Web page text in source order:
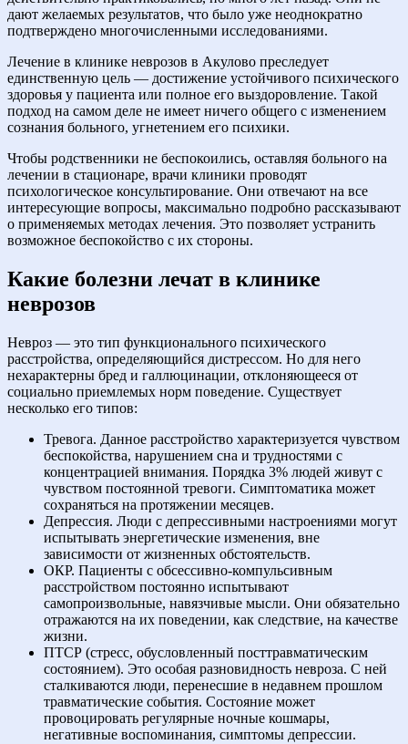
дают желаемых результатов, что было уже неоднократно
подтверждено многочисленными исследованиями.
Лечение в клинике неврозов в Акулово преследует
единственную цель — достижение устойчивого психического
здоровья у пациента или полное его выздоровление. Такой
подход на самом деле не имеет ничего общего с изменением
сознания больного, угнетением его психики.
Чтобы родственники не беспокоились, оставляя больного на
лечении в стационаре, врачи клиники проводят
психологическое консультирование. Они отвечают на все
интересующие вопросы, максимально подробно рассказывают
о применяемых методах лечения. Это позволяет устранить
возможное беспокойство с их стороны.
Какие болезни лечат в клинике
неврозов
Невроз — это тип функционального психического
расстройства, определяющийся дистрессом. Но для него
нехарактерны бред и галлюцинации, отклоняющееся от
социально приемлемых норм поведение. Существует
несколько его типов:
Тревога. Данное расстройство характеризуется чувством
беспокойства, нарушением сна и трудностями с
концентрацией внимания. Порядка 3% людей живут с
чувством постоянной тревоги. Симптоматика может
сохраняться на протяжении месяцев.
Депрессия. Люди с депрессивными настроениями могут
испытывать энергетические изменения, вне
зависимости от жизненных обстоятельств.
ОКР. Пациенты с обсессивно-компульсивным
расстройством постоянно испытывают
самопроизвольные, навязчивые мысли. Они обязательно
отражаются на их поведении, как следствие, на качестве
жизни.
ПТСР (стресс, обусловленный посттравматическим
состоянием). Это особая разновидность невроза. С ней
сталкиваются люди, перенесшие в недавнем прошлом
травматические события. Состояние может
провоцировать регулярные ночные кошмары,
негативные воспоминания, симптомы депрессии.